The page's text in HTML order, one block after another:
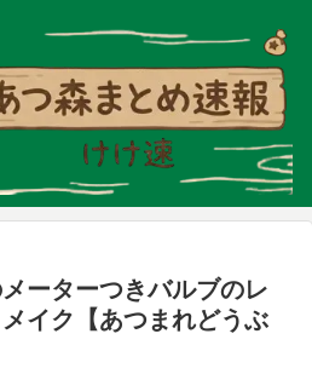
メーターつきバルブのレ
イク【あつまれどうぶ